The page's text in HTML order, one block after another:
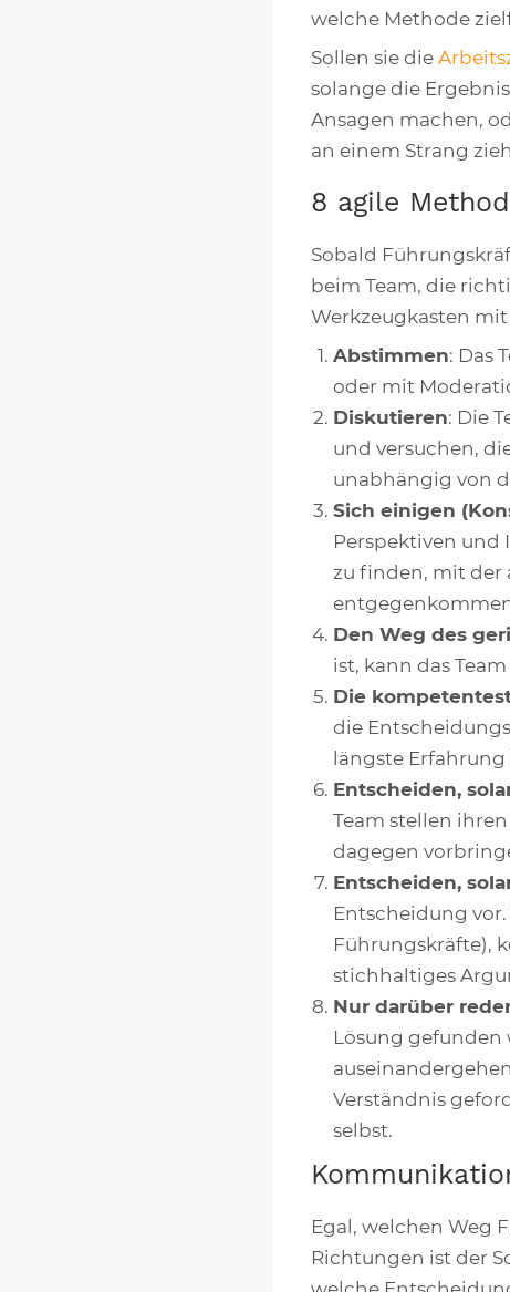
welche Methode
Sollen sie die
solange die
Ansagen machen,
an einem Strang
8 agile
Sobald
beim Team, die
Werkzeugkasten
Abstimmen: Das
oder mit
Diskutieren: Die
und versuchen,
unabhängig von
Sich einigen
Perspektiven und
zu finden, mit der
Den Weg des
ist, kann das
Die
die
längste Erfahrung
Entscheiden,
Team stellen
dagegen
Entscheiden,
Entscheidung
Führungskräfte),
stichhaltiges
Nur darüber
Lösung gefunden
Verständnis
selbst.
Egal, welchen Weg
Richtungen ist der